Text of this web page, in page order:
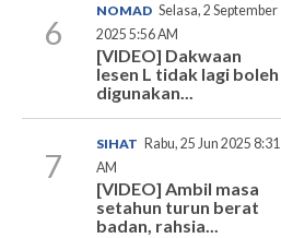
6
NOMAD Selasa, 2 September
2025 5:56 AM
[VIDEO] Dakwaan
lesen L tidak lagi boleh
digunakan...
7
SIHAT Rabu, 25 Jun 2025 8:31
AM
[VIDEO] Ambil masa
setahun turun berat
badan, rahsia...